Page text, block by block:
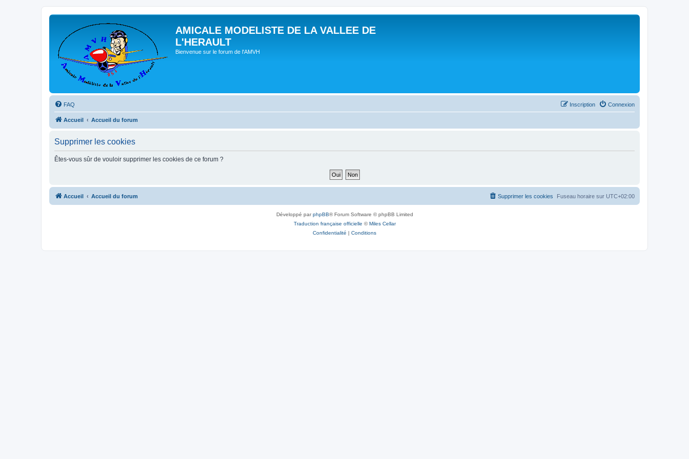
AMICALE MODELISTE DE LA VALLEE DE
L'HERAULT
Bienvenue sur le forum de l'AMVH
FAQ Connexion
Inscription
Accueil Accueil du forum
Supprimer les cookies
Êtes-vous sûr de vouloir supprimer les cookies de ce forum ?
Accueil Accueil du forum Fuseau horaire sur UTC+02:00
Supprimer les cookies
Développé parphpBB® Forum Software © phpBB Limited
Traduction française officielle ©Miles Cellar
Confidentialité | Conditions